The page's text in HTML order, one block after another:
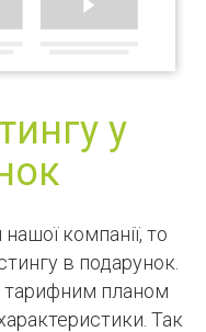
у
компанії, то
в подарунок.
тарифним планом
Так